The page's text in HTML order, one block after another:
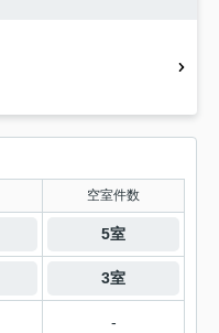
空室件数
5室
3室
-